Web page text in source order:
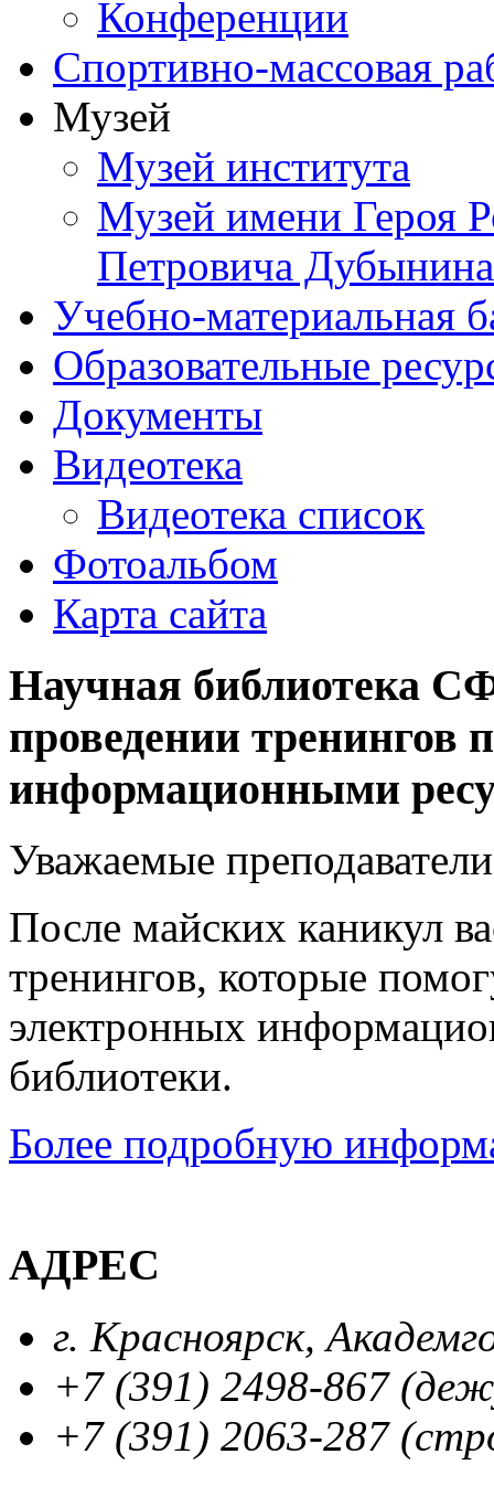
Конференции
Спортивно-массовая
Музей
Музей института
Музей имени Героя
Петровича Дубынина
Учебно-материальная
Образовательные
Документы
Видеотека
Видеотека список
Фотоальбом
Карта сайта
Научная библиотека
проведении тренингов
информационными
Уважаемые
После майских каникул
тренингов, которые
электронных
библиотеки.
Более подробную
АДРЕС
г. Красноярск,
+7 (391) 2498-867
+7 (391) 2063-287